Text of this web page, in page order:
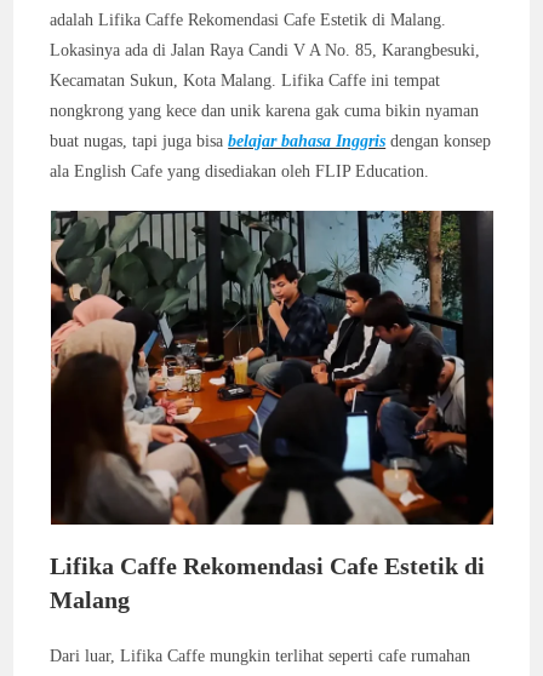
adalah Lifika Caffe Rekomendasi Cafe Estetik di Malang.
Lokasinya ada di Jalan Raya Candi V A No. 85, Karangbesuki,
Kecamatan Sukun, Kota Malang. Lifika Caffe ini tempat
nongkrong yang kece dan unik karena gak cuma bikin nyaman
buat nugas, tapi juga bisabelajar bahasa Inggris dengan konsep
ala English Cafe yang disediakan oleh FLIP Education.
Lifika Caffe Rekomendasi Cafe Estetik di
Malang
Dari luar, Lifika Caffe mungkin terlihat seperti cafe rumahan